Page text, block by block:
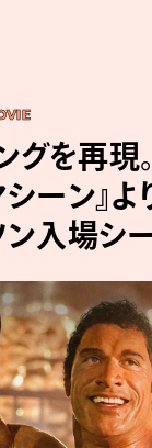
グを再現
ーン』よ
ン入場シ